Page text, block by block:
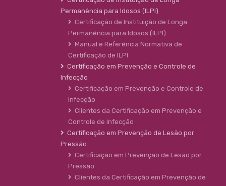
Permanência para Idosos (ILPI)
Certificação de Instituição de Longa
Permanência para Idosos (ILPI)
Manual e Referência Normativa de
Certificação de ILPI
Certificação em Prevenção e Controle de
Infecção
Certificação em Prevenção e Controle de
Infecção
Clientes da Certificação em Prevenção e
Controle de Infecção
Certificação em Prevenção de Lesão por
Pressão
Certificação em Prevenção de Lesão por
Pressão
Clientes da Certificação em Prevenção de